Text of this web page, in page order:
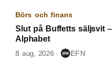
Börs och finans
Slut på Buffetts säljsvit
Alphabet
8 aug, 2026 EFN